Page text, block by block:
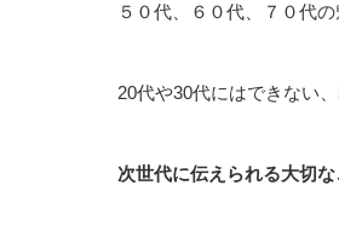
５０代、６０代、７０代
20代や30代にはできない
次世代に伝えられる大切な